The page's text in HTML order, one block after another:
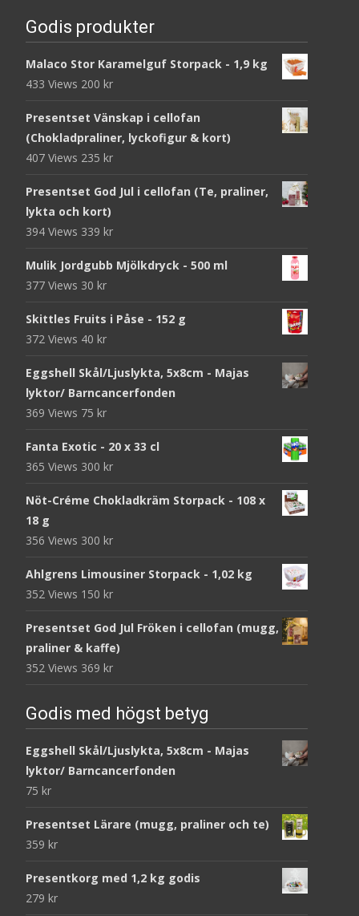
Godis produkter
Malaco Stor Karamelguf Storpack - 1,9 kg
433 Views 200 kr
Presentset Vänskap i cellofan
(Chokladpraliner, lyckofigur & kort)
407 Views 235 kr
Presentset God Jul i cellofan (Te, praliner,
lykta och kort)
394 Views 339 kr
Mulik Jordgubb Mjölkdryck - 500 ml
377 Views 30 kr
Skittles Fruits i Påse - 152 g
372 Views 40 kr
Eggshell Skål/Ljuslykta, 5x8cm - Majas
lyktor/ Barncancerfonden
369 Views 75 kr
Fanta Exotic - 20 x 33 cl
365 Views 300 kr
Nöt-Créme Chokladkräm Storpack - 108 x
18 g
356 Views 300 kr
Ahlgrens Limousiner Storpack - 1,02 kg
352 Views 150 kr
Presentset God Jul Fröken i cellofan (mugg,
praliner & kaffe)
352 Views 369 kr
Godis med högst betyg
Eggshell Skål/Ljuslykta, 5x8cm - Majas
lyktor/ Barncancerfonden
75 kr
Presentset Lärare (mugg, praliner och te)
359 kr
Presentkorg med 1,2 kg godis
279 kr